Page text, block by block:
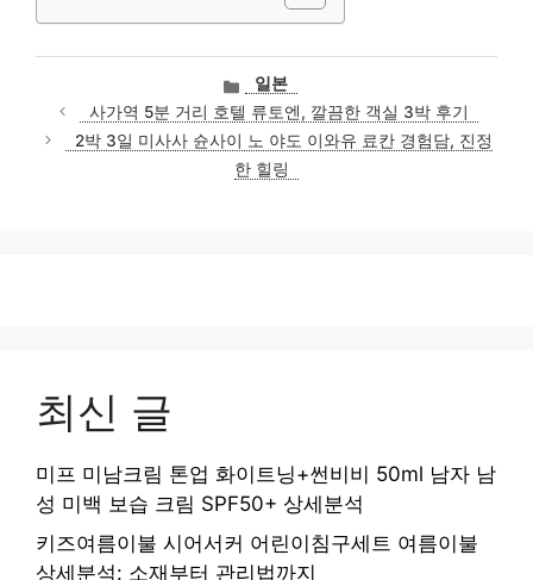
카
테
고
리
일본
사가역 5분 거리 호텔 류토엔, 깔끔한 객실 3박 후기
2박 3일 미사사 슌사이 노 야도 이와유 료칸 경험담, 진정
한 힐링
최신 글
미프 미남크림 톤업 화이트닝+썬비비 50ml 남자 남
성 미백 보습 크림 SPF50+ 상세분석
키즈여름이불 시어서커 어린이침구세트 여름이불
상세분석: 소재부터 관리법까지